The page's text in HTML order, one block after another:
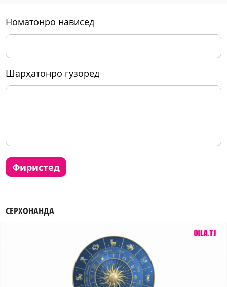
номатонро нависед
шарҳатонро гузоред
фиристед
СЕРХОНАНДА